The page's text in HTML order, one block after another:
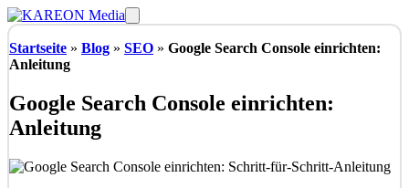
Zum
Inhalt
springen
Menü
Startseite » Blog » SEO » Google Search Console einrichten:
Anleitung
Google Search Console einrichten:
Anleitung